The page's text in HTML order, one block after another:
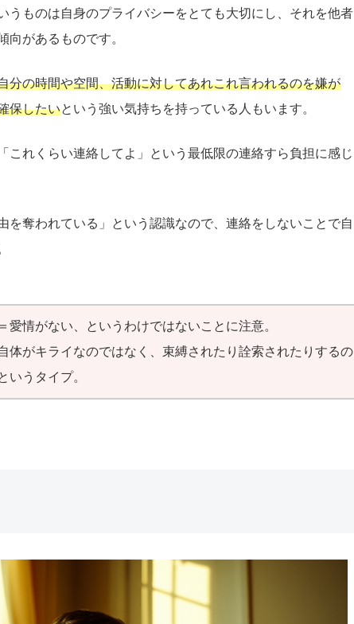
うものは自身のプライバシーをとても大切にし、それを他者
向があるものです。
分の時間や空間、活動に対してあれこれ言われるのを嫌が
保したいという強い気持ちを持っている人もいます。
これくらい連絡してよ」という最低限の連絡すら負担に感じ
を奪われている」という認識なので、連絡をしないことで自
愛情がない、というわけではないことに注意。
体がキライなのではなく、束縛されたり詮索されたりするの
いうタイプ。